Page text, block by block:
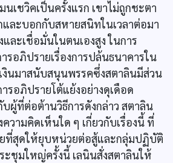
นเชวิคเป็นครั้งแรก เขาไม่ถูกชะตา
ละบอกกับสหายสนิทในเวลาต่อมา
ละเชื่อมั่นในตนเองสูง ในการ
อภิปรายเรื่องการปล้นธนาคารใน
งินมาสนับสนุนพรรคซึ่งสตาลินมีส่วน
รอภิปรายโต้แย้งอย่างดุเดือด
ผู้ที่ต่อต้านวิธีการดังกล่าว สตาลิน
วามคิดเห็นใด ๆ เกี่ยวกับเรื่องนี้ ที่
ที่สุดให้ยุบหน่วยต่อสู้และกลุ่มปฏิบัติ
ะชุมใหญ่ครั้งนี้ เลนินสั่งสตาลินให้